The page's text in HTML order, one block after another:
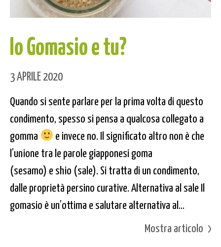
Io Gomasio e tu?
3 APRILE 2020
Quando si sente parlare per la prima volta di questo
condimento, spesso si pensa a qualcosa collegato a
gomma
e invece no. Il significato altro non è che
l’unione tra le parole giapponesi goma
(sesamo) e shio (sale). Si tratta di un condimento,
dalle proprietà persino curative. Alternativa al sale Il
gomasio è un’ottima e salutare alternativa al...
Mostra articolo